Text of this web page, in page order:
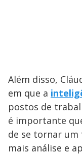
Além disso,
em que a
postos de
é importante
de se tornar um
mais análise e